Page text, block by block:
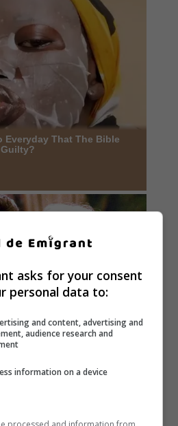
asks for your consent
personal data to:
and content, advertising and
audience research and
information on a device